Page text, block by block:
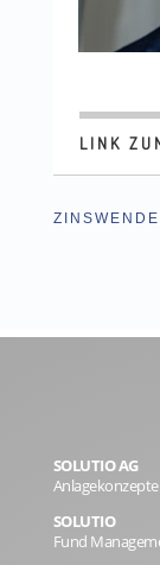
LINK
SOLUTIO AG
SOLUTIO
Fund